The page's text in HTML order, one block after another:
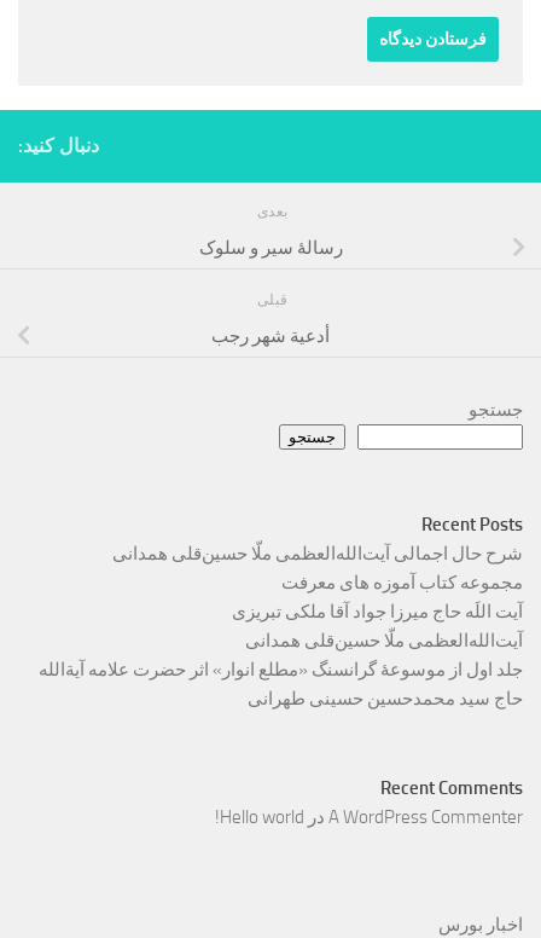
دنبال کنید:
بعدی
رسالۀ سیر و سلوک
قبلی
أدعية شهر رجب
جستجو
جستجو
Recent Posts
شرح حال اجمالی آیت‌الله‌العظمی ملّا حسین‌قلی همدانی
مجموعه کتاب آموزه های معرفت
آیت اللَه حاج میرزا جواد آقا ملکی تبریزی
آیت‌الله‌العظمی ملّا حسین‌قلی همدانی
جلد اول از موسوعۀ گرانسنگ «مطلع انوار» اثر حضرت علامه آیة‌الله
حاج سید محمدحسین حسینی طهرانی
Recent Comments
A WordPress Commenter در Hello world!
اخبار بورس